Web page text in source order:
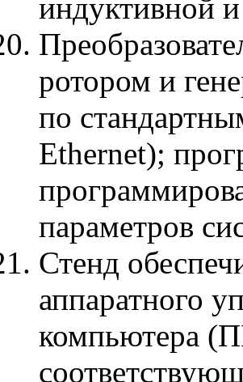
индуктивной
ротором и
по
Ethernet);
параметров
Стенд
аппаратного
компьютера